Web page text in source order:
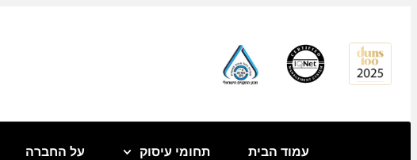
עמוד הבית תחומי עיסוק על החברה